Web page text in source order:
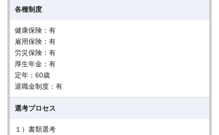
各種制度
健康保険：有
雇用保険：有
労災保険：有
厚生年金：有
定年：60歳
退職金制度：有
選考プロセス
１）書類選考